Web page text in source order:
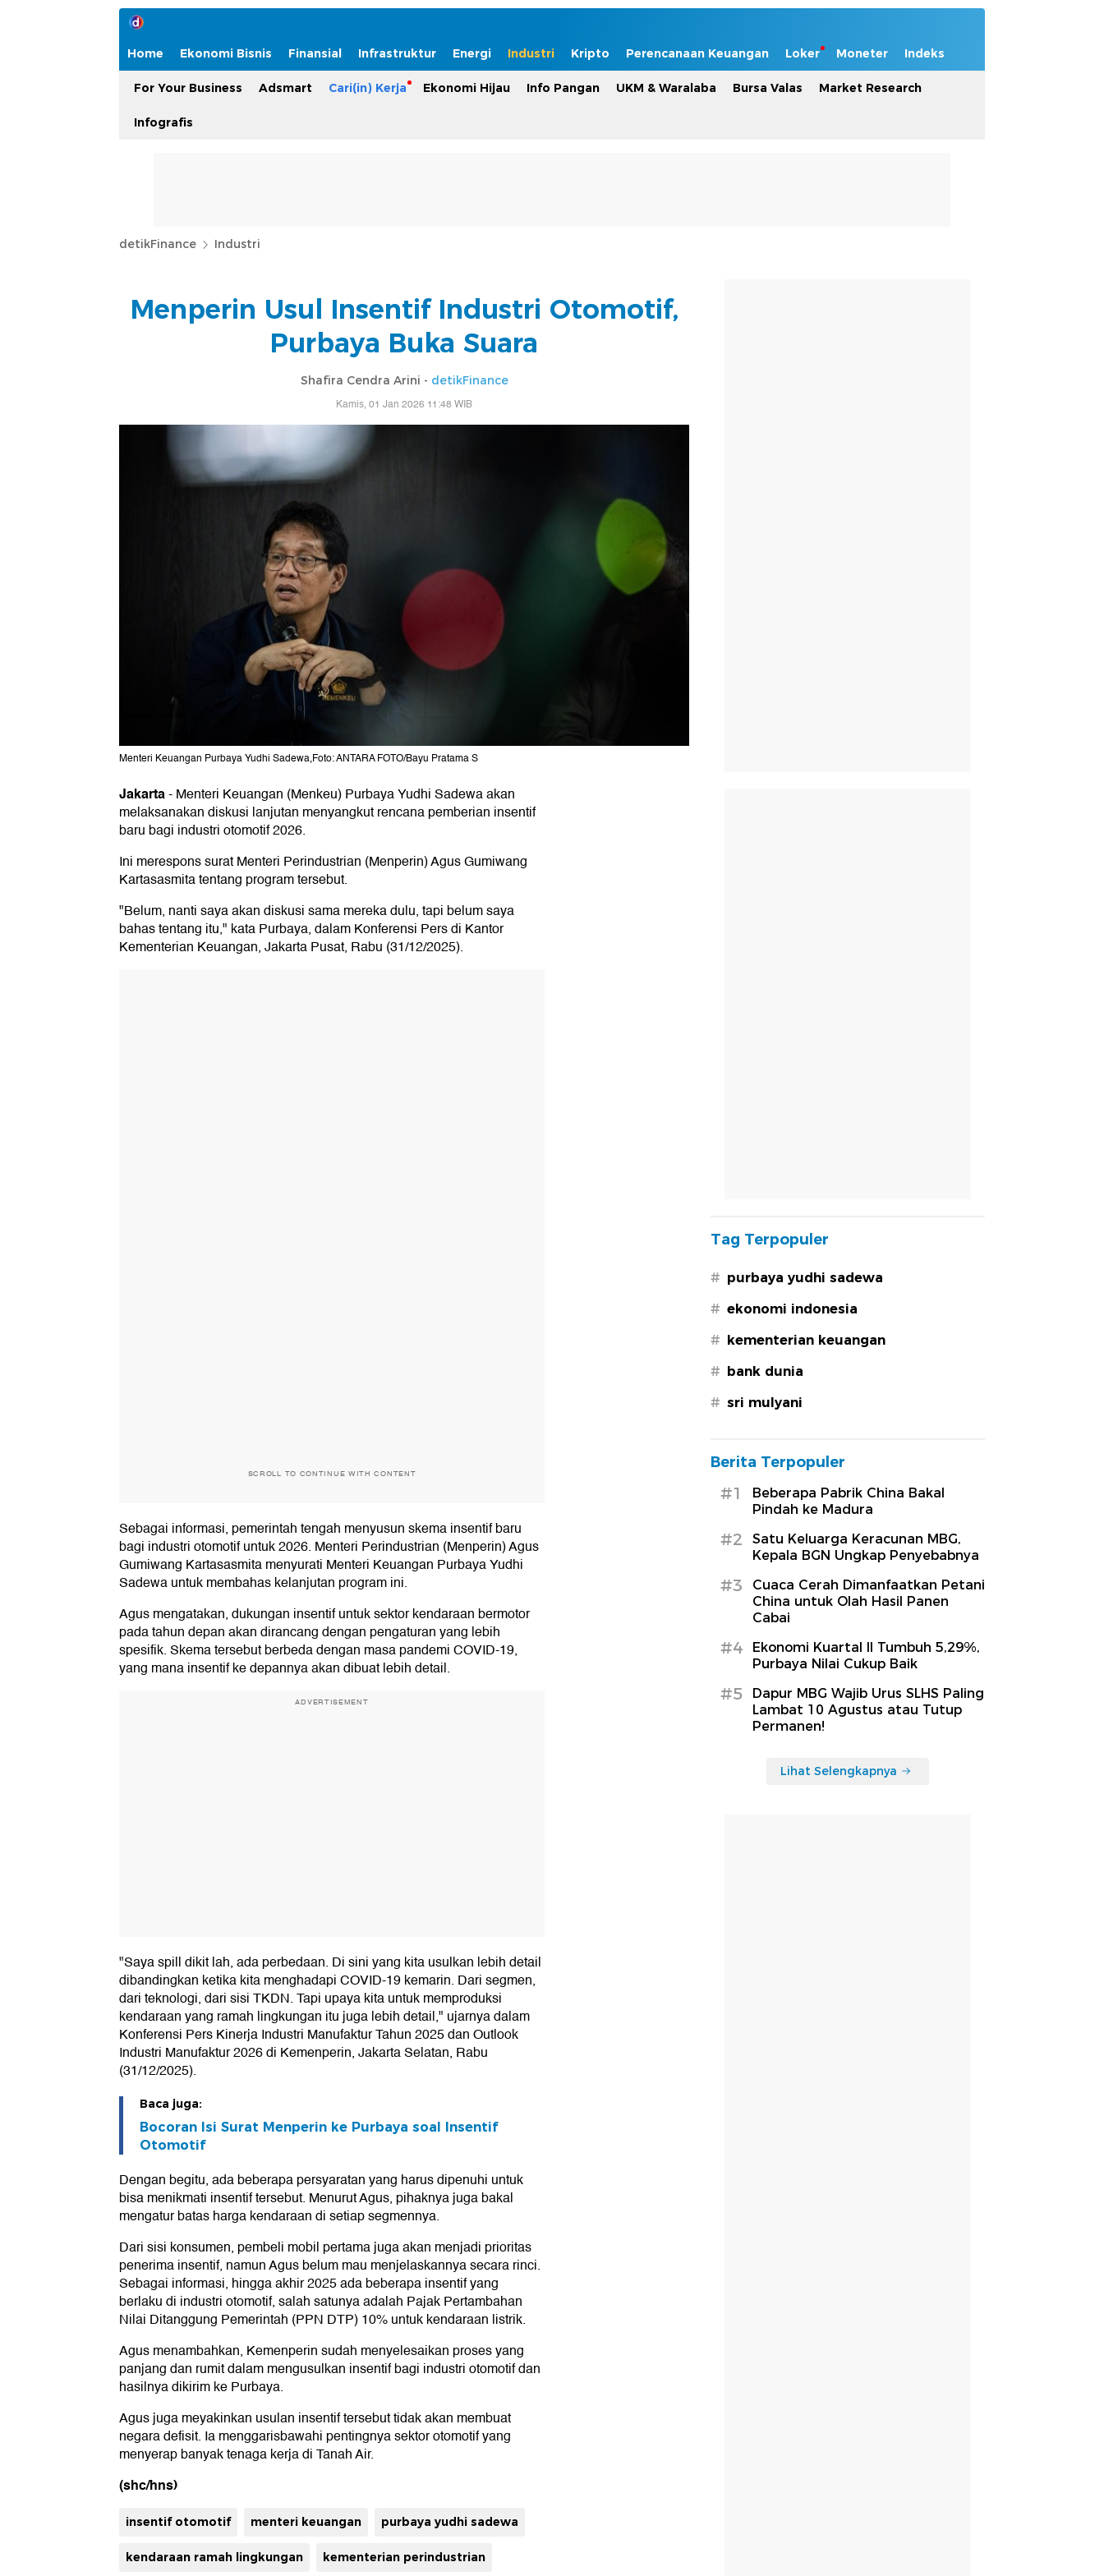
Home Ekonomi Bisnis Finansial Infrastruktur Energi Industri Kripto Perencanaan Keuangan Loker Moneter Indeks
For Your Business Adsmart Cari(in) Kerja Ekonomi Hijau Info Pangan UKM & Waralaba Bursa Valas Market Research
Infografis
detikFinance Industri
Menperin Usul Insentif Industri Otomotif,
Purbaya Buka Suara
Shafira Cendra Arini - detikFinance
Kamis, 01 Jan 2026 11:48 WIB
Menteri Keuangan Purbaya Yudhi Sadewa,Foto: ANTARA FOTO/Bayu Pratama S
Jakarta-Menteri Keuangan (Menkeu) Purbaya Yudhi Sadewa akan
melaksanakan diskusi lanjutan menyangkut rencana pemberian insentif
baru bagi industri otomotif 2026.
Ini merespons surat Menteri Perindustrian (Menperin) Agus Gumiwang
Kartasasmita tentang program tersebut.
"Belum, nanti saya akan diskusi sama mereka dulu, tapi belum saya
bahas tentang itu," kata Purbaya, dalam Konferensi Pers di Kantor
Kementerian Keuangan, Jakarta Pusat, Rabu (31/12/2025).
SCROLL TO CONTINUE WITH CONTENT
Sebagai informasi, pemerintah tengah menyusun skema insentif baru
bagi industri otomotif untuk 2026. Menteri Perindustrian (Menperin) Agus
Gumiwang Kartasasmita menyurati Menteri Keuangan Purbaya Yudhi
Sadewa untuk membahas kelanjutan program ini.
Agus mengatakan, dukungan insentif untuk sektor kendaraan bermotor
pada tahun depan akan dirancang dengan pengaturan yang lebih
spesifik. Skema tersebut berbeda dengan masa pandemi COVID-19,
yang mana insentif ke depannya akan dibuat lebih detail.
ADVERTISEMENT
"Saya spill dikit lah, ada perbedaan. Di sini yang kita usulkan lebih detail
dibandingkan ketika kita menghadapi COVID-19 kemarin. Dari segmen,
dari teknologi, dari sisi TKDN. Tapi upaya kita untuk memproduksi
kendaraan yang ramah lingkungan itu juga lebih detail," ujarnya dalam
Konferensi Pers Kinerja Industri Manufaktur Tahun 2025 dan Outlook
Industri Manufaktur 2026 di Kemenperin, Jakarta Selatan, Rabu
(31/12/2025).
Baca juga:
Bocoran Isi Surat Menperin ke Purbaya soal Insentif
Otomotif
Dengan begitu, ada beberapa persyaratan yang harus dipenuhi untuk
bisa menikmati insentif tersebut. Menurut Agus, pihaknya juga bakal
mengatur batas harga kendaraan di setiap segmennya.
Dari sisi konsumen, pembeli mobil pertama juga akan menjadi prioritas
penerima insentif, namun Agus belum mau menjelaskannya secara rinci.
Sebagai informasi, hingga akhir 2025 ada beberapa insentif yang
berlaku di industri otomotif, salah satunya adalah Pajak Pertambahan
Nilai Ditanggung Pemerintah (PPN DTP) 10% untuk kendaraan listrik.
Agus menambahkan, Kemenperin sudah menyelesaikan proses yang
panjang dan rumit dalam mengusulkan insentif bagi industri otomotif dan
hasilnya dikirim ke Purbaya.
Agus juga meyakinkan usulan insentif tersebut tidak akan membuat
negara defisit. Ia menggarisbawahi pentingnya sektor otomotif yang
menyerap banyak tenaga kerja di Tanah Air.
(shc/hns)
insentif otomotif menteri keuangan purbaya yudhi sadewa
kendaraan ramah lingkungan kementerian perindustrian
Tag Terpopuler
# purbaya yudhi sadewa
# ekonomi indonesia
# kementerian keuangan
# bank dunia
# sri mulyani
Berita Terpopuler
#1
Beberapa Pabrik China Bakal
Pindah ke Madura
#2
Satu Keluarga Keracunan MBG,
Kepala BGN Ungkap Penyebabnya
#3
Cuaca Cerah Dimanfaatkan Petani
China untuk Olah Hasil Panen
Cabai
#4
Ekonomi Kuartal II Tumbuh 5,29%,
Purbaya Nilai Cukup Baik
#5
Dapur MBG Wajib Urus SLHS Paling
Lambat 10 Agustus atau Tutup
Permanen!
Lihat Selengkapnya